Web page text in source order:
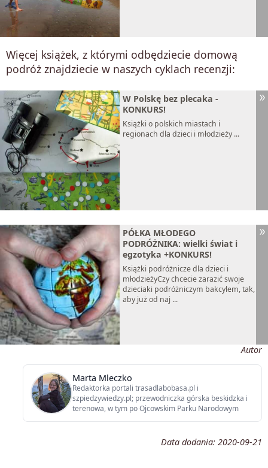
Więcej książek, z którymi odbędziecie domową
podróż znajdziecie w naszych cyklach recenzji:
W Polskę bez plecaka -
KONKURS!
Książki o polskich miastach i
regionach dla dzieci i młodzieży ...
PÓŁKA MŁODEGO
PODRÓŻNIKA: wielki świat i
egzotyka +KONKURS!
Książki podróżnicze dla dzieci i
młodzieżyCzy chcecie zarazić swoje
dzieciaki podróżniczym bakcylem, tak,
aby już od naj ...
Autor
Marta Mleczko
Redaktorka portali trasadlabobasa.pl i
szpiedzywiedzy.pl; przewodniczka górska beskidzka i
terenowa, w tym po Ojcowskim Parku Narodowym
Data dodania: 2020-09-21